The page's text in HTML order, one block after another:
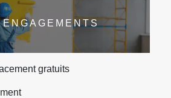
ENGAGEMENTS
gratuits